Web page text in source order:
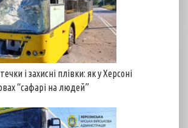
і захисні плівки: як у Херсоні
“сафарі на людей”